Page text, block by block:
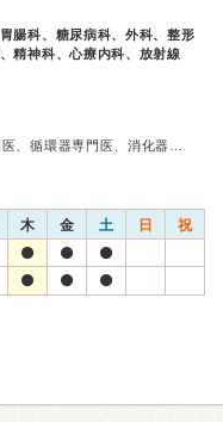
腸科、糖尿病科、外科、整形
精神科、心療内科、放射線
、循環器専門医、消化器…
木 金 土 日 祝